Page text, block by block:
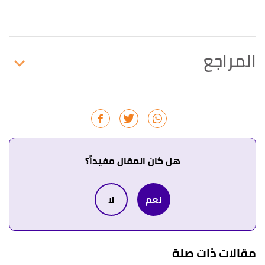
المراجع
↑رواه الإمام مسلم، في صحيح مسلم، عن جابر بن عبد
الله، الصفحة أو الرقم: 2262، حديث صحيح.
"آداب الرؤى وتفسير الأحلام" ،إسلام سؤال وجواب
هل كان المقال مفيداً؟
نعم لا
مقالات ذات صلة